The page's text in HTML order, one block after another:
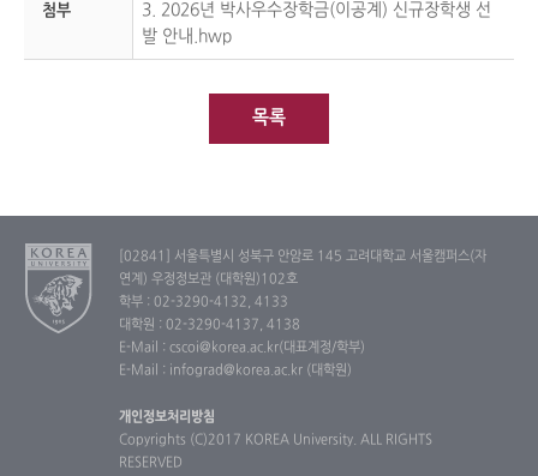
첨부
3. 2026년 박사우수장학금(이공계) 신규장학생 선
발 안내.hwp
목록
[02841] 서울특별시 성북구 안암로 145 고려대학교 서울캠퍼스(자
연계) 우정정보관 (대학원)102호
학부 : 02-3290-4132, 4133
대학원 : 02-3290-4137, 4138
E-Mail : cscoi@korea.ac.kr(대표계정/학부)
E-Mail : infograd@korea.ac.kr (대학원)
개인정보처리방침
Copyrights (C)2017 KOREA University. ALL RIGHTS
RESERVED